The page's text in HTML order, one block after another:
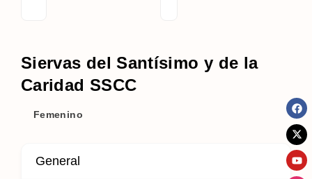
Siervas del Santísimo y de la
Caridad SSCC
Femenino
General